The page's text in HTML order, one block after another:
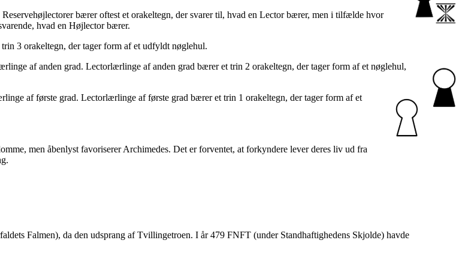
bærer oftest et orakeltegn, der svarer til, hvad en Lector bærer, men i tilfælde hvor
hvad en Højlector bærer.
3 orakeltegn, der tager form af et udfyldt nøglehul.
af anden grad. Lectorlærlinge af anden grad bærer et trin 2 orakeltegn, der tager form af et nøglehul,
af første grad. Lectorlærlinge af første grad bærer et trin 1 orakeltegn, der tager form af et
men åbenlyst favoriserer Archimedes. Det er forventet, at forkyndere lever deres liv ud fra
Falmen), da den udsprang af Tvillingetroen. I år 479 FNFT (under Standhaftighedens Skjolde) havde